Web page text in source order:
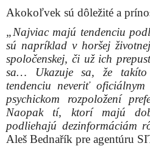
Akokoľvek sú dôležité a
„Najviac majú tendenciu
sú napríklad v horšej
spoločenskej, či už ich
sa… Ukazuje sa, že
tendenciu neveriť
psychickom rozpoložení
Naopak tí, ktorí majú
podliehajú dezinformáciám
Aleš Bednařík pre agentúru